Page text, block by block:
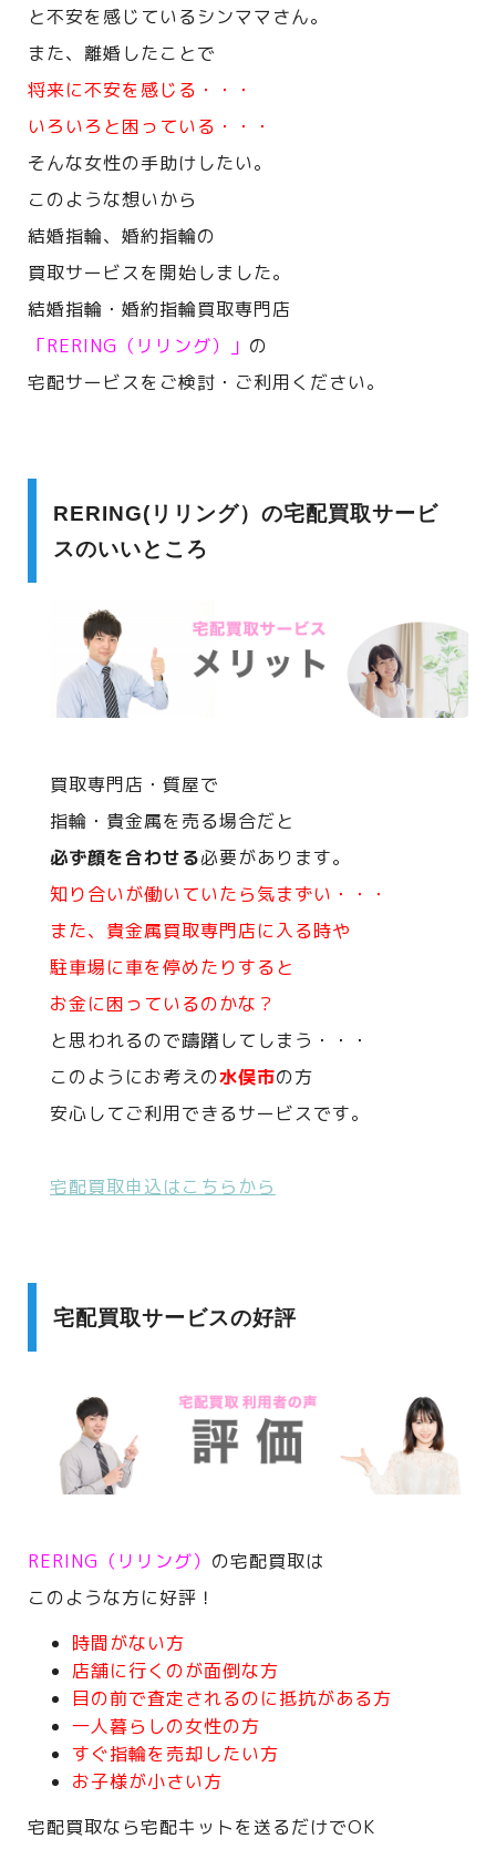
と不安を感じているシンママさん。
また、離婚したことで
将来に不安を感じる・・・
いろいろと困っている・・・
そんな女性の手助けしたい。
このような想いから
結婚指輪、婚約指輪の
買取サービスを開始しました。
結婚指輪・婚約指輪買取専門店
「RERING（リリング）」 の
宅配サービスをご検討・ご利用ください。
RERING(リリング）の宅配買取サービ
スのいいところ
買取専門店・質屋で
指輪・貴金属を売る場合だと
必ず顔を合わせる必要があります。
知り合いが働いていたら気まずい・・・
また、貴金属買取専門店に入る時や
駐車場に車を停めたりすると
お金に困っているのかな？
と思われるので躊躇してしまう・・・
このようにお考えの水俣市の方
安心してご利用できるサービスです。
宅配買取申込はこちらから
宅配買取サービスの好評
RERING（リリング） の宅配買取は
このような方に好評！
時間がない方
店舗に行くのが面倒な方
目の前で査定されるのに抵抗がある方
一人暮らしの女性の方
すぐ指輪を売却したい方
お子様が小さい方
宅配買取なら宅配キットを送るだけでOK